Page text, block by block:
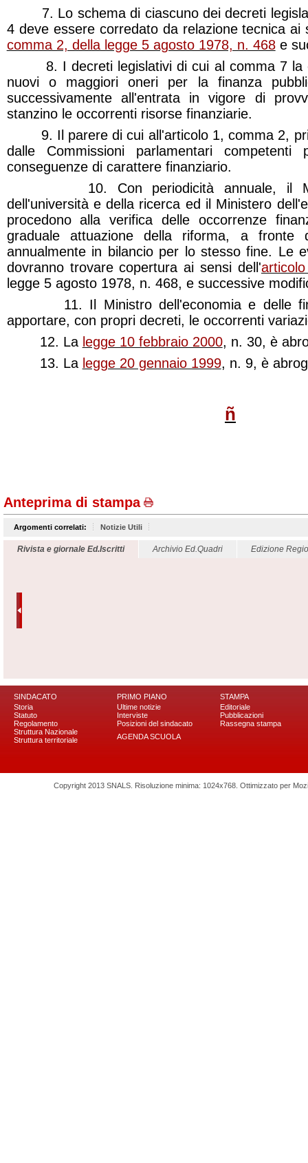
7. Lo schema di ciascuno dei decreti
4 deve essere corredato da relazione tecnica ai
comma 2, della legge 5 agosto 1978, n. 468e
8. I decreti legislativi di cui al comma 7 la
nuovi o maggiori oneri per la finanza
successivamente all'entrata in vigore di
stanzino le occorrenti risorse finanziarie.
9. Il parere di cui all'articolo 1, comma 2,
dalle Commissioni parlamentari
conseguenze di carattere finanziario.
10. Con periodicità annuale, il
dell'università e della ricerca ed il Ministero
procedono alla verifica delle occorrenze
graduale attuazione della riforma, a fronte
annualmente in bilancio per lo stesso fine. Le
dovranno trovare copertura ai sensi dell'
legge 5 agosto 1978, n. 468, e successive
11. Il Ministro dell'economia e delle
apportare, con propri decreti, le occorrenti
12. La legge 10 febbraio 2000, n. 30, è
13. La legge 20 gennaio 1999, n. 9, è
ñ
Anteprima di stampa
Argomenti correlati: Notizie Utili
Rivista e giornale Ed.Iscritti Archivio Ed.Quadri Edizione
SINDACATO
Storia
Statuto
Regolamento
Struttura Nazionale
Struttura territoriale
PRIMO PIANO
Ultime notizie
Interviste
Posizioni del sindacato
AGENDA SCUOLA
STAMPA
Editoriale
Pubblicazioni
Rassegna stampa
Copyright 2013 SNALS. Risoluzione minima: 1024x768. Ottimizzato per